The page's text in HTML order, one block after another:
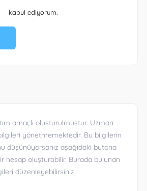
kabul ediyorum.
amaçlı oluşturulmuştur. Uzman
yönetmemektedir. Bu bilgilerin
düşünüyorsanız aşağıdaki butona
hesap oluşturabilir. Burada bulunan
düzenleyebilirsiniz.